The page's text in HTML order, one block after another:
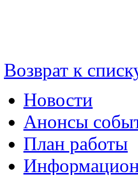
Возврат к
Новости
Анонсы
План работы